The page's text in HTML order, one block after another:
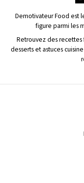
Demotivateur Food est
figure parmi les
Retrouvez des
desserts et astuces